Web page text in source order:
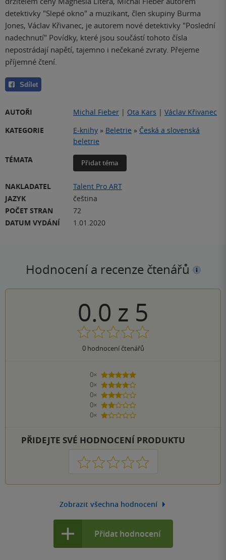
detektivky "Slepé okno" a muzikant, člen skupiny Burma
Jones, Václav Křivanec, je autorem nové detektivky "Poslední
nadechnutí" Povídky, které jsou součástí tohoto čísla
nepostrádají napětí, tajemno i nečekané zvraty. Přejeme
příjemné čtení.
Sdílet
AUTOŘI Michal Fieber | Ota Kars | Václav Křivanec
KATEGORIE
E-knihy » Beletrie » Česká a slovenská
beletrie
TÉMATA
Přidat téma
NAKLADATEL
Talent Pro ART
JAZYK
čeština
POČET STRAN
72
DATUM VYDÁNÍ
1.01.2020
Hodnocení a recenze čtenářů
0.0 z 5
0hodnocení čtenářů
0×
5 hvězdiček
0×
4 hvězdičky
0×
3 hvězdičky
0×
2 hvězdičky
0×
1 hvezdička
PŘIDEJTE SVÉ HODNOCENÍ PRODUKTU
1 2 3 4 5
Zobrazit všechna hodnocení
Přidat hodnocení